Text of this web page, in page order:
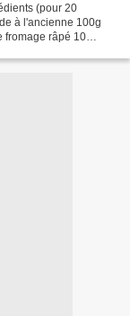
(pour 20
à l'ancienne 100g
fromage râpé 10